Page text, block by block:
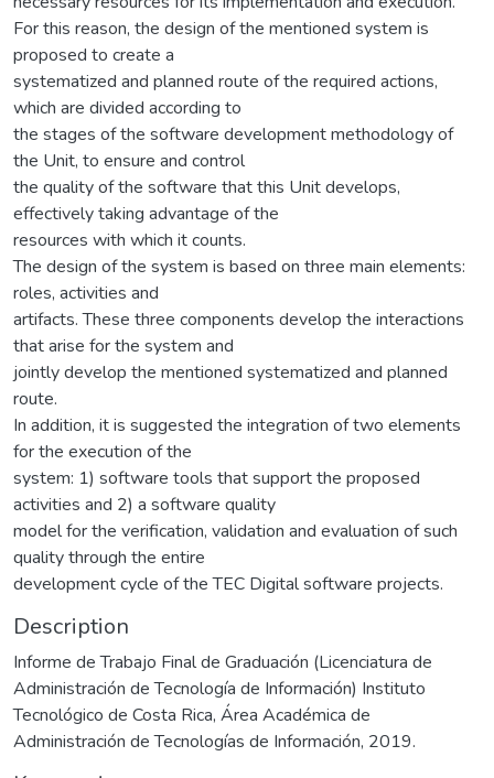
For this reason, the design of the mentioned system is
proposed to create a
systematized and planned route of the required actions,
which are divided according to
the stages of the software development methodology of
the Unit, to ensure and control
the quality of the software that this Unit develops,
effectively taking advantage of the
resources with which it counts.
The design of the system is based on three main elements:
roles, activities and
artifacts. These three components develop the interactions
that arise for the system and
jointly develop the mentioned systematized and planned
route.
In addition, it is suggested the integration of two elements
for the execution of the
system: 1) software tools that support the proposed
activities and 2) a software quality
model for the verification, validation and evaluation of such
quality through the entire
development cycle of the TEC Digital software projects.
Description
Informe de Trabajo Final de Graduación (Licenciatura de
Administración de Tecnología de Información) Instituto
Tecnológico de Costa Rica, Área Académica de
Administración de Tecnologías de Información, 2019.